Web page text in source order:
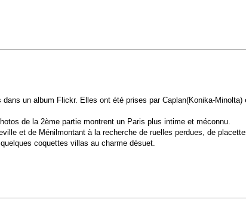
un album Flickr. Elles ont été prises par Caplan(Konika-Minolta)
de la 2ème partie montrent un Paris plus intime et méconnu.
et de Ménilmontant à la recherche de ruelles perdues, de
coquettes villas au charme désuet.